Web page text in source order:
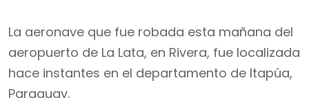
La aeronave que fue robada esta mañana del
aeropuerto de La Lata, en Rivera, fue localizada
hace instantes en el departamento de Itapúa,
Paraguay.